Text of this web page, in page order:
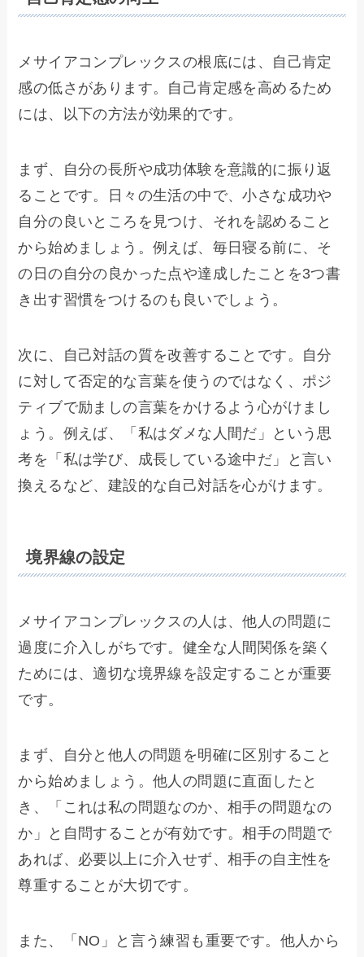
メサイアコンプレックスの根底には、自己肯定
感の低さがあります。自己肯定感を高めるため
には、以下の方法が効果的です。
まず、自分の長所や成功体験を意識的に振り返
ることです。日々の生活の中で、小さな成功や
自分の良いところを見つけ、それを認めること
から始めましょう。例えば、毎日寝る前に、そ
の日の自分の良かった点や達成したことを3つ書
き出す習慣をつけるのも良いでしょう。
次に、自己対話の質を改善することです。自分
に対して否定的な言葉を使うのではなく、ポジ
ティブで励ましの言葉をかけるよう心がけまし
ょう。例えば、「私はダメな人間だ」という思
考を「私は学び、成長している途中だ」と言い
換えるなど、建設的な自己対話を心がけます。
境界線の設定
メサイアコンプレックスの人は、他人の問題に
過度に介入しがちです。健全な人間関係を築く
ためには、適切な境界線を設定することが重要
です。
まず、自分と他人の問題を明確に区別すること
から始めましょう。他人の問題に直面したと
き、「これは私の問題なのか、相手の問題なの
か」と自問することが有効です。相手の問題で
あれば、必要以上に介入せず、相手の自主性を
尊重することが大切です。
また、「NO」と言う練習も重要です。他人から